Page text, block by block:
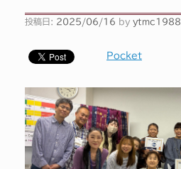
投稿日: 2025/06/16 by ytmc1988
Pocket